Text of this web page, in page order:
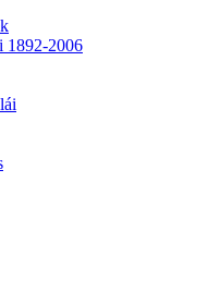
1892-2006